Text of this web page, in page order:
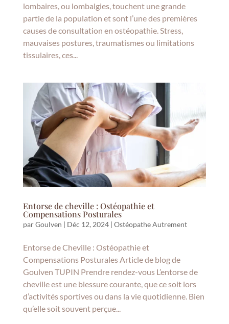
lombaires, ou lombalgies, touchent une grande
partie de la population et sont l’une des premières
causes de consultation en ostéopathie. Stress,
mauvaises postures, traumatismes ou limitations
tissulaires, ces...
Entorse de cheville : Ostéopathie et
Compensations Posturales
parGoulven | Déc 12, 2024| Ostéopathe Autrement
Entorse de Cheville : Ostéopathie et
Compensations Posturales Article de blog de
Goulven TUPIN Prendre rendez-vous L’entorse de
cheville est une blessure courante, que ce soit lors
d’activités sportives ou dans la vie quotidienne. Bien
qu’elle soit souvent perçue...